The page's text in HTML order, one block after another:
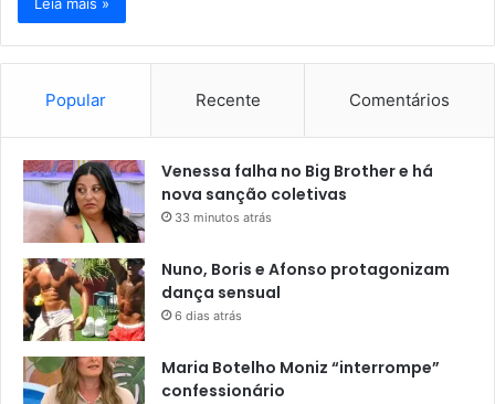
Popular Recente Comentários
Venessa falha no Big Brother e há
nova sanção coletivas
33 minutos atrás
Nuno, Boris e Afonso protagonizam
dança sensual
6 dias atrás
Maria Botelho Moniz “interrompe”
confessionário